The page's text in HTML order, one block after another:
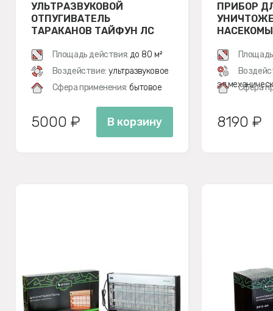
УЛЬТРАЗВУКОВОЙ
ОТПУГИВАТЕЛЬ
ТАРАКАНОВ ТАЙФУН ЛС
Площадь действия: до 80 м²
Воздействие: ультразвуковое
Сфера применения: бытовое
5000 ₽ В корзину
ПРИБОР
Сфера
8190 ₽